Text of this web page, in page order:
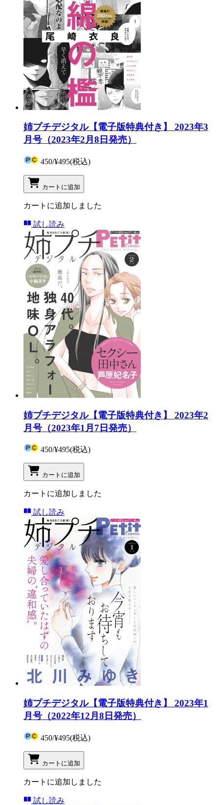
姉プチデジタル【電子版特典付き】 2023年3
月号（2023年2月8日発売）
450/¥495(税込)
カートに追加
カートに追加しました
試し読み
姉プチデジタル【電子版特典付き】 2023年2
月号（2023年1月7日発売）
450/¥495(税込)
カートに追加
カートに追加しました
試し読み
姉プチデジタル【電子版特典付き】 2023年1
月号（2022年12月8日発売）
450/¥495(税込)
カートに追加
カートに追加しました
試し読み